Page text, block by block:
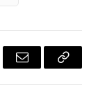
Email
Copy